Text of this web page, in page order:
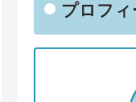
プロフィ